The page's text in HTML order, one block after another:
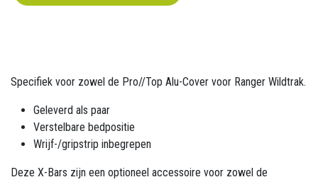
Specifiek voor zowel de Pro//Top Alu-Cover voor Ranger Wildtrak.
Geleverd als paar
Verstelbare bedpositie
Wrijf-/gripstrip inbegrepen
Deze X-Bars zijn een optioneel accessoire voor zowel de